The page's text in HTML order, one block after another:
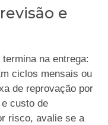
e
na entrega:
ciclos mensais ou
de reprovação por
custo de
risco, avalie se a